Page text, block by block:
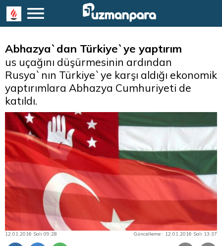
Abhazya`dan Türkiye`ye yaptırım
us uçağını düşürmesinin ardından
Rusya`nın Türkiye`ye karşı aldığı ekonomik
yaptırımlara Abhazya Cumhuriyeti de
katıldı.
12.01.2016 Salı 09:28 Güncelleme : 12.01.2016 Salı 13:37